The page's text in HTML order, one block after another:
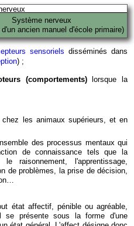
Système nerveux
ancien manuel d'école primaire)
sensoriels disséminés dans
) ;
(comportements)lorsque la
chez les animaux supérieurs, et en
des processus mentaux qui
de connaissance tels que la
raisonnement, l'apprentissage,
de problèmes, la prise de décision,
état affectif, pénible ou agréable,
se présente sous la forme d'une